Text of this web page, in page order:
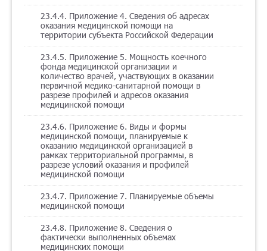
23.4.4. Приложение 4. Сведения об адресах
оказания медицинской помощи на
территории субъекта Российской Федерации
23.4.5. Приложение 5. Мощность коечного
фонда медицинской организации и
количество врачей, участвующих в оказании
первичной медико-санитарной помощи в
разрезе профилей и адресов оказания
медицинской помощи
23.4.6. Приложение 6. Виды и формы
медицинской помощи, планируемые к
оказанию медицинской организацией в
рамках территориальной программы, в
разрезе условий оказания и профилей
медицинской помощи
23.4.7. Приложение 7. Планируемые объемы
медицинской помощи
23.4.8. Приложение 8. Сведения о
фактически выполненных объемах
медицинских помощи